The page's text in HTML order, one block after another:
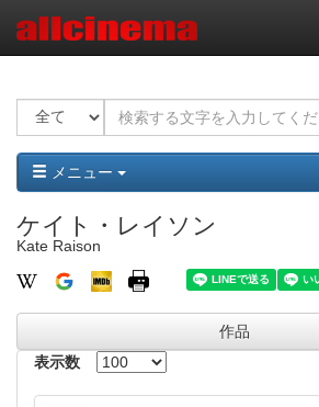
メニュー
ケイト・レイソン
Kate Raison
作品
表示数